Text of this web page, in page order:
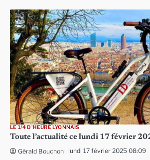
LE 1/4 D'HEURE LYONNAIS
Toute l’actualité ce lundi 17 février
Gérald Bouchon lundi 17 février 2025 08:09